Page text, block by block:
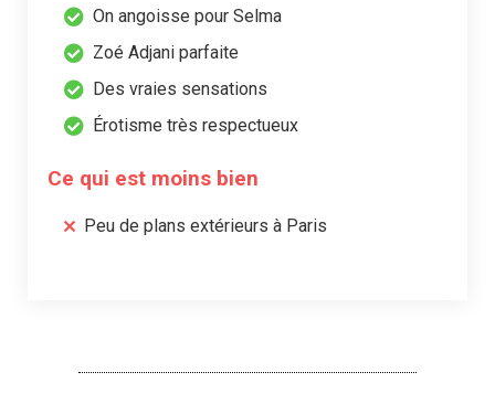
On angoisse pour Selma
Zoé Adjani parfaite
Des vraies sensations
Érotisme très respectueux
Ce qui est moins bien
Peu de plans extérieurs à Paris